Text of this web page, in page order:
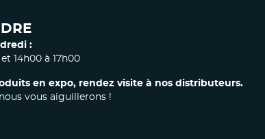
:
14h00 à 17h00
en expo, rendez visite à nos distributeurs.
vous aiguillerons !